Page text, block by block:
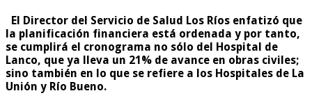
El Director del Servicio de Salud Los Ríos enfatizó que
la planificación financiera está ordenada y por tanto,
se cumplirá el cronograma no sólo del Hospital de
Lanco, que ya lleva un 21% de avance en obras civiles;
sino también en lo que se refiere a los Hospitales de La
Unión y Río Bueno.